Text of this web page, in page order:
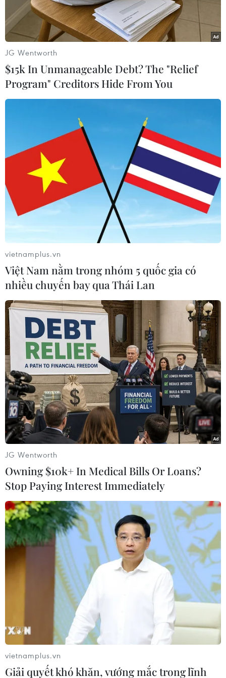
Chinh 4B, từ Trung tâmphóng vệ tinh Thái
Nguyên ở tỉnh Sơn Tây.
Theo Trung tâm này, vệ tinh Dao cảm 12 đã
phương. Vệ tinh này sẽ được dùng để tiến hành
các thí nghiệm khoahọc, thăm dò tài nguyên đất
đai, đánh giá sản lượng mùa màng, trợ giúp
phòngchống và giảm nhẹ thiên tai.
Cũng được phóng lên quỹ đạo bằng tên lửa
trong đợt này là vệ tinh ThiênTuần 1, được sử
dụng để tiến hành các thí nghiệm kiểm tra công
Trước đó, vệ tinh Dao cảm 11 đã được đưa lên
quỹ đạo vào ngày 22/9/2010 từTrung tâm phóng
vệ tinh Tửu Tuyền ở tỉnh Cam Túc, Tây Bắc
nước này./.
(TTXVN/Vietnam+)
#Trung Quốc #Thiên tai
#Tài nguyên
#Tên lửa
Theo dõi VietnamPlus
TIN CÙNG CHUYÊN MỤC
Trung Quốc hoàn thành bản đồ địa
chất mới của toàn bộ Mặt Trăng
JG Wentworth
$15k In Unmanageable Debt? The "Relief
Program" Creditors Hide From You
vietnamplus.vn
Việt Nam nằm trong nhóm 5 quốc gia có
nhiều chuyến bay qua Thái Lan
JG Wentworth
Owning $10k+ In Medical Bills Or Loans?
Stop Paying Interest Immediately
vietnamplus.vn
Giải quyết khó khăn, vướng mắc trong lĩnh